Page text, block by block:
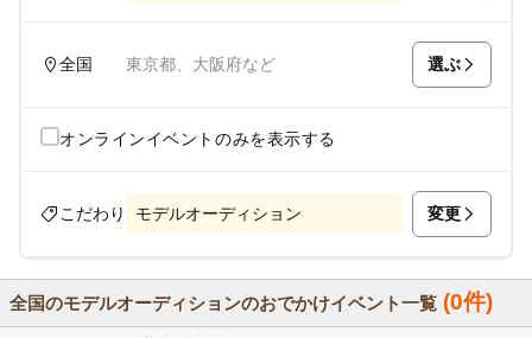
全国 東京都、大阪府など 選ぶ
オンラインイベントのみを表示する
こだわり モデルオーディション 変更
全国のモデルオーディションのおでかけイベント一覧 (0件)